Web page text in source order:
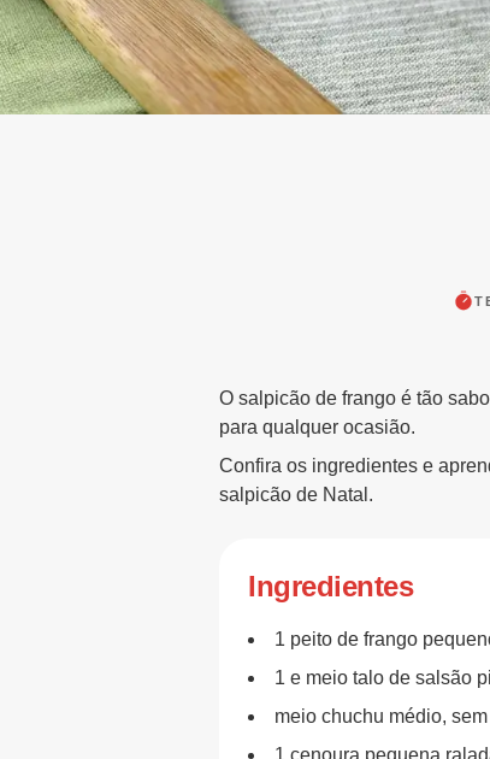
O salpicão de frango é tão
para qualquer ocasião.
Confira os ingredientes e
salpicão de Natal.
Ingredientes
1 peito de frango
1 e meio talo de salsão
meio chuchu médio,
1 cenoura pequena